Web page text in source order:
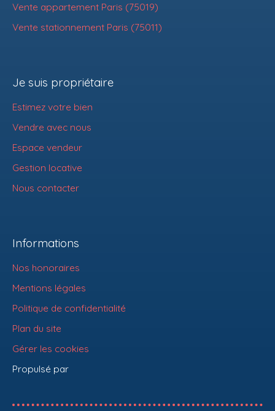
Vente appartement Paris (75019)
Vente stationnement Paris (75011)
Je suis propriétaire
Estimez votre bien
Vendre avec nous
Espace vendeur
Gestion locative
Nous contacter
Informations
Nos honoraires
Mentions légales
Politique de confidentialité
Plan du site
Gérer les cookies
Propulsé par